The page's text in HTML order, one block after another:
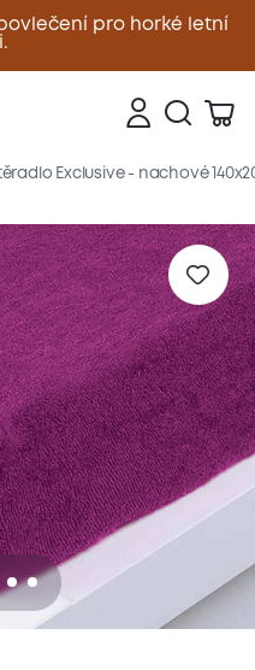
pro horké letní
Zavřít
Popis produktu Materiál
Exclusive - nachové